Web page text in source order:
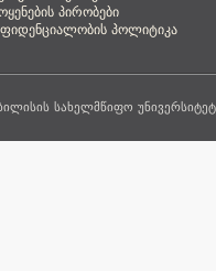
პირობები
პოლიტიკა
სახელმწიფო